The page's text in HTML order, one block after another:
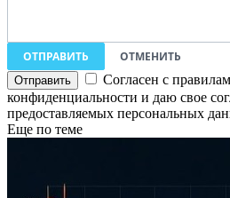
ОТПРАВИТЬ
ОТМЕНИТЬ
Согласен с
конфиденциальности и даю свое
предоставляемых персональных
Еще по теме